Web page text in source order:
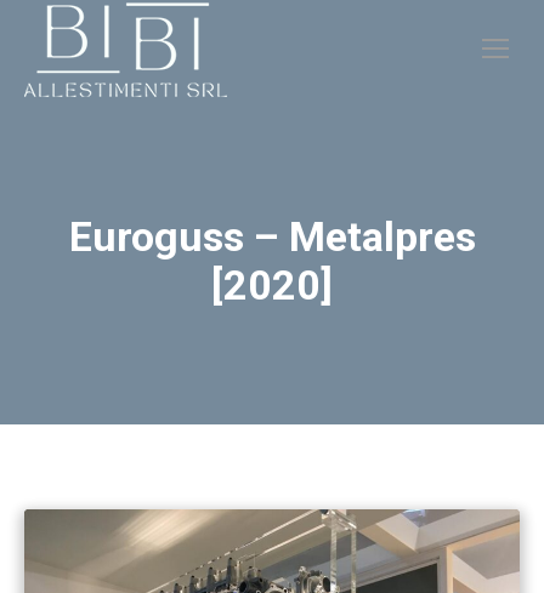
Euroguss – Metalpres
[2020]